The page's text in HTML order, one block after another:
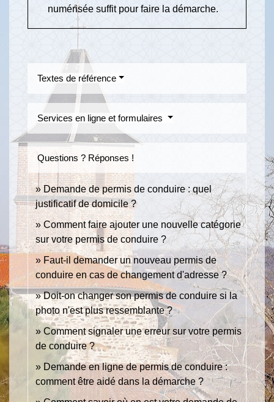
numérisée suffit pour faire la démarche.
Textes de référence
Services en ligne et formulaires
Questions ? Réponses !
Demande de permis de conduire : quel
justificatif de domicile ?
Comment faire ajouter une nouvelle catégorie
sur votre permis de conduire ?
Faut-il demander un nouveau permis de
conduire en cas de changement d'adresse ?
Doit-on changer son permis de conduire si la
photo n'est plus ressemblante ?
Comment signaler une erreur sur votre permis
de conduire ?
Demande en ligne de permis de conduire :
comment être aidé dans la démarche ?